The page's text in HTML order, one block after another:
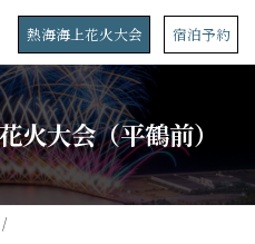
熱海海上花火大会 宿泊予約
火大会（平鶴前）